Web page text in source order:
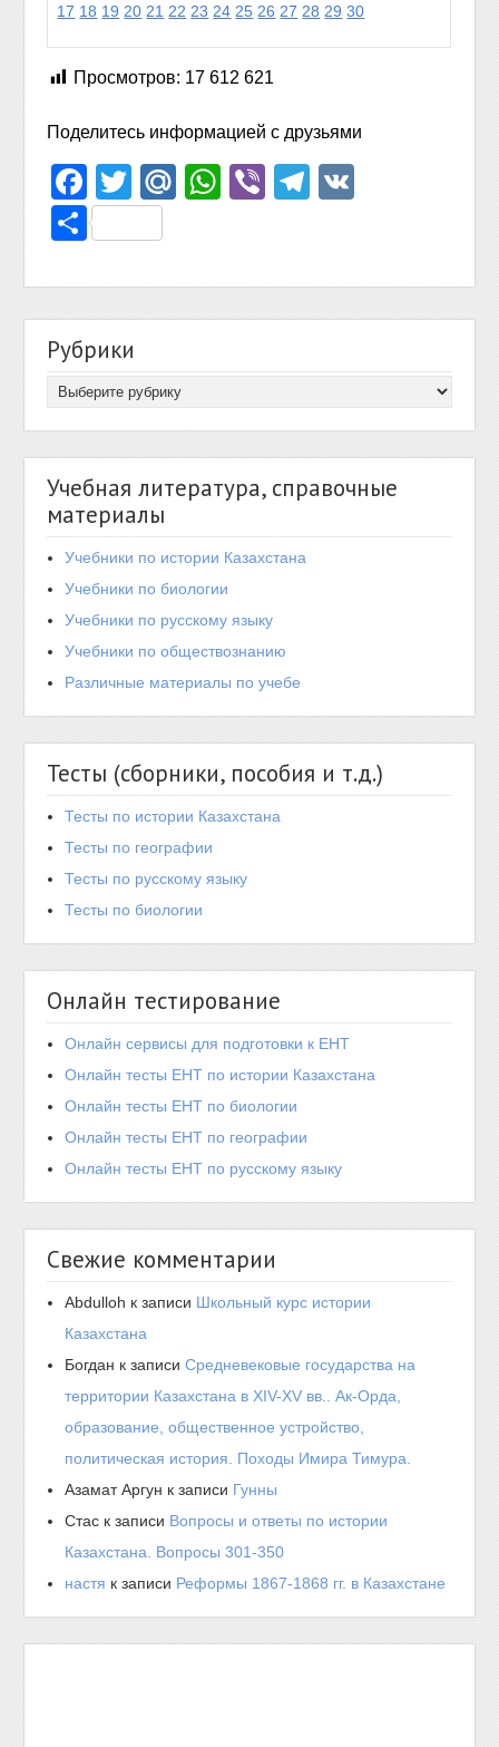
17 18 19 20 21 22 23 24 25 26 27 28 29 30
Просмотров: 17 612 621
Поделитесь информацией с друзьями
Facebook
TwitterMail.Ru
WhatsApp
ViberTelegram
Отправить
Рубрики
Учебная литература, справочные
материалы
Учебники по истории Казахстана
Учебники по биологии
Учебники по русскому языку
Учебники по обществознанию
Различные материалы по учебе
Тесты (сборники, пособия и т.д.)
Тесты по истории Казахстана
Тесты по географии
Тесты по русскому языку
Тесты по биологии
Онлайн тестирование
Онлайн сервисы для подготовки к ЕНТ
Онлайн тесты ЕНТ по истории Казахстана
Онлайн тесты ЕНТ по биологии
Онлайн тесты ЕНТ по географии
Онлайн тесты ЕНТ по русскому языку
Свежие комментарии
Abdulloh к записи Школьный курс истории
Казахстана
Богдан к записиСредневековые государства на
территории Казахстана в XIV-XV вв.. Ак-Орда,
образование, общественное устройство,
политическая история. Походы Имира Тимура.
Азамат Аргун к записи Гунны
Стас к записи Вопросы и ответы по истории
Казахстана. Вопросы 301-350
настя к записи Реформы 1867-1868 гг. в Казахстане